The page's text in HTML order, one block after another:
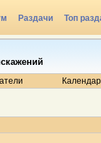
Раздачи Топ